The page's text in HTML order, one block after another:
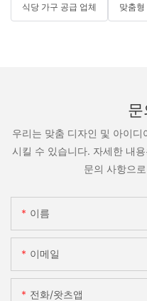
식당 가구 공급 업체 맞춤형
문
우리는 맞춤 디자인 및 아이
시킬 수 있습니다. 자세한 내
문의 사항으
이름
이메일
전화/왓츠앱